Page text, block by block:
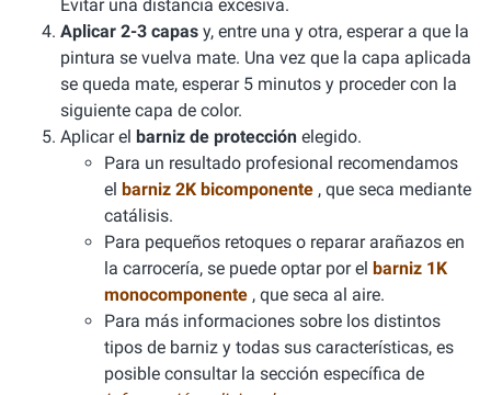
Evitar una distancia excesiva.
Aplicar 2-3 capas y, entre una y otra, esperar a que la
pintura se vuelva mate. Una vez que la capa aplicada
se queda mate, esperar 5 minutos y proceder con la
siguiente capa de color.
Aplicar el barniz de protección elegido.
Para un resultado profesional recomendamos
el barniz 2K bicomponente , que seca mediante
catálisis.
Para pequeños retoques o reparar arañazos en
la carrocería, se puede optar por el barniz 1K
monocomponente , que seca al aire.
Para más informaciones sobre los distintos
tipos de barniz y todas sus características, es
posible consultar la sección específica de